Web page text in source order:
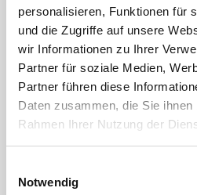
personalisieren, Funktionen für
und die Zugriffe auf unsere
wir Informationen zu Ihrer
Partner für soziale Medien,
Partner führen diese
Daten zusammen, die Sie
Rahmen Ihrer Nutzung der
Notwendig
2 Ausführungen